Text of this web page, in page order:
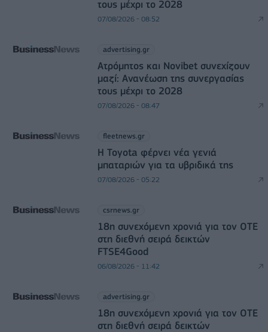
τους μέχρι το 2028
07/08/2026 - 08:52
advertising.gr
Ατρόμητος και Novibet συνεχίζουν
μαζί: Ανανέωση της συνεργασίας
τους μέχρι το 2028
07/08/2026 - 08:47
fleetnews.gr
Η Toyota φέρνει νέα γενιά
μπαταριών για τα υβριδικά της
07/08/2026 - 05:22
csrnews.gr
18η συνεχόμενη χρονιά για τον ΟΤΕ
στη διεθνή σειρά δεικτών
FTSE4Good
06/08/2026 - 11:42
advertising.gr
18η συνεχόμενη χρονιά για τον ΟΤΕ
στη διεθνή σειρά δεικτών